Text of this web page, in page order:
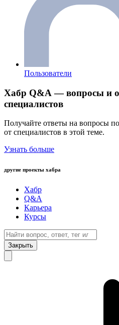
Пользователи
Хабр Q&A — вопросы и
специалистов
Получайте ответы на вопросы
от специалистов в этой теме.
Узнать больше
другие проекты хабра
Хабр
Q&A
Карьера
Курсы
Закрыть